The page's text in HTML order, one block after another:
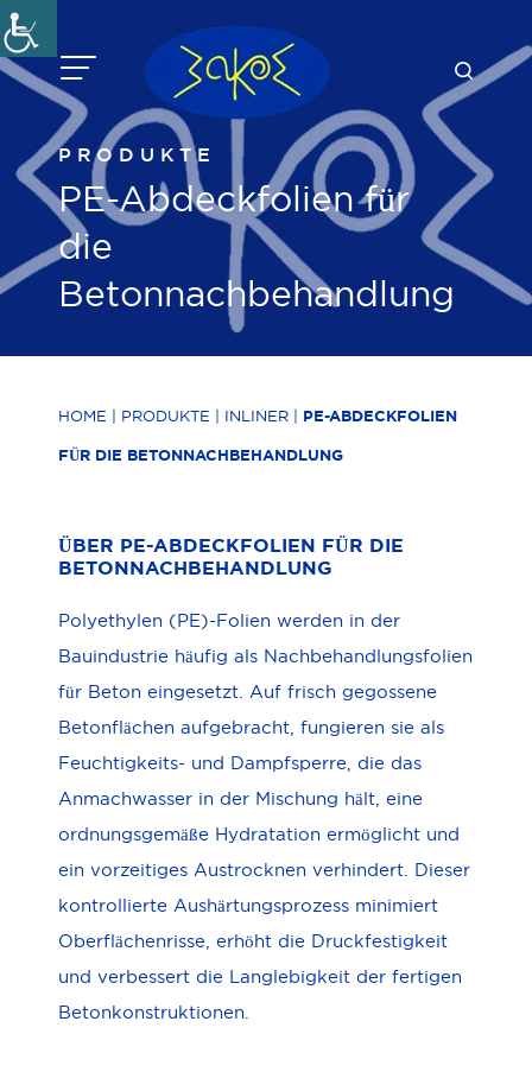
Zum
Inhalt
springen
PRODUKTE
PE-Abdeckfolien für
die
Betonnachbehandlung
HOME PRODUKTE INLINER PE-ABDECKFOLIEN
FÜR DIE BETONNACHBEHANDLUNG
ÜBER PE-ABDECKFOLIEN FÜR DIE
BETONNACHBEHANDLUNG
Polyethylen (PE)-Folien werden in der
Bauindustrie häufig als Nachbehandlungsfolien
für Beton eingesetzt. Auf frisch gegossene
Betonflächen aufgebracht, fungieren sie als
Feuchtigkeits- und Dampfsperre, die das
Anmachwasser in der Mischung hält, eine
ordnungsgemäße Hydratation ermöglicht und
ein vorzeitiges Austrocknen verhindert. Dieser
kontrollierte Aushärtungsprozess minimiert
Oberflächenrisse, erhöht die Druckfestigkeit
und verbessert die Langlebigkeit der fertigen
Betonkonstruktionen.